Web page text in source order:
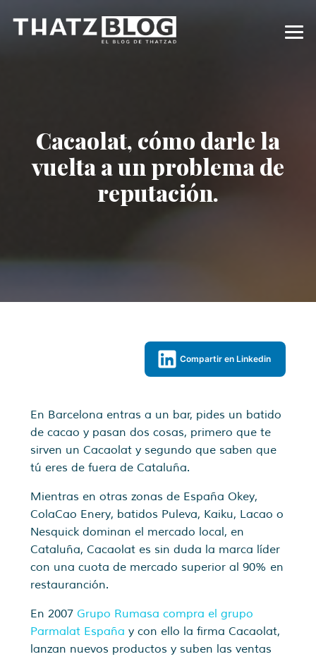
Cacaolat, cómo darle la
vuelta a un problema de
reputación.
Compartir en Linkedin
En Barcelona entras a un bar, pides un batido
de cacao y pasan dos cosas, primero que te
sirven un Cacaolat y segundo que saben que
tú eres de fuera de Cataluña.
Mientras en otras zonas de España Okey,
ColaCao Enery, batidos Puleva, Kaiku, Lacao o
Nesquick dominan el mercado local, en
Cataluña, Cacaolat es sin duda la marca líder
con una cuota de mercado superior al 90% en
restauranción.
En 2007 Grupo Rumasa compra el grupo
Parmalat España y con ello la firma Cacaolat,
lanzan nuevos productos y suben las ventas